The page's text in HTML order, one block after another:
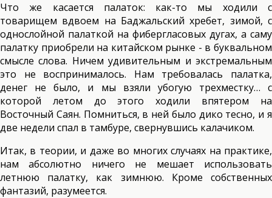
Что же касается палаток: как-то мы ходили с
товарищем вдвоем на Баджальский хребет, зимой, с
однослойной палаткой на фибергласовых дугах, а саму
палатку приобрели на китайском рынке - в буквальном
смысле слова. Ничем удивительным и экстремальным
это не воспринималось. Нам требовалась палатка,
денег не было, и мы взяли убогую трехместку… с
которой летом до этого ходили впятером на
Восточный Саян. Помниться, в ней было дико тесно, и я
две недели спал в тамбуре, свернувшись калачиком.
Итак, в теории, и даже во многих случаях на практике,
нам абсолютно ничего не мешает использовать
летнюю палатку, как зимнюю. Кроме собственных
фантазий, разумеется.